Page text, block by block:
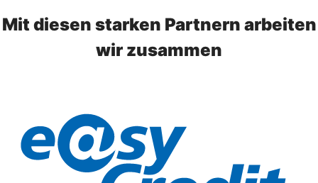
Mit diesen starken Partnern arbeiten
wir zusammen